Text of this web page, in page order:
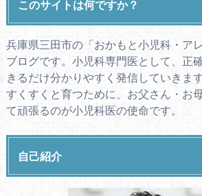
このサイトは何ですか？
兵庫県三田市の「おかもと小児科・ア
ブログです。小児科専門医として、正
きるだけ分かりやすく発信していきま
すくすくと育つために、お父さん・お
て頑張るのが小児科医の使命です。
自己紹介